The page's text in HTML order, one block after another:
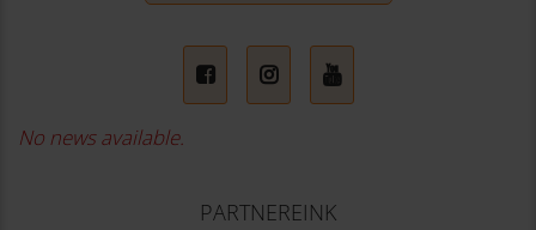
No news available.
PARTNEREINK